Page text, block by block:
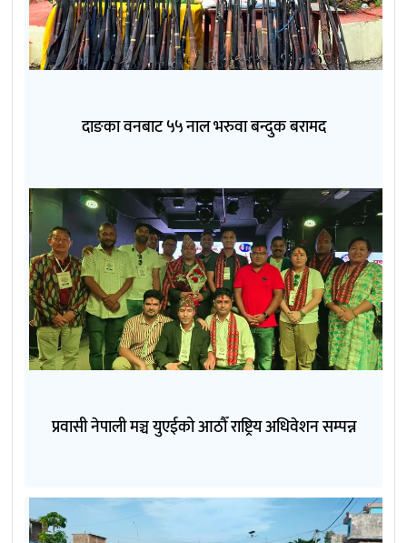
दाङका वनबाट ५५ नाल भरुवा बन्दुक बरामद
प्रवासी नेपाली मञ्च युएईको आठौँ राष्ट्रिय अधिवेशन सम्पन्न